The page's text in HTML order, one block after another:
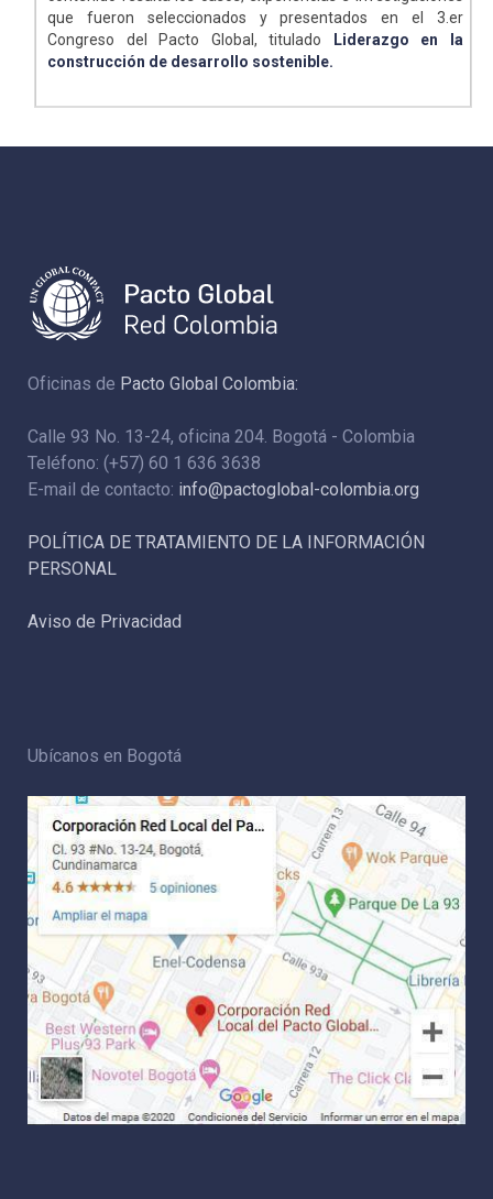
que fueron seleccionados y presentados en el 3.er
Congreso del Pacto Global, titulado
Liderazgo en la
construcción de desarrollo sostenible.
Oficinas de Pacto Global Colombia:
Calle 93 No. 13-24, oficina 204. Bogotá - Colombia
Teléfono: (+57) 60 1 636 3638
E-mail de contacto: info@pactoglobal-colombia.org
POLÍTICA DE TRATAMIENTO DE LA INFORMACIÓN
PERSONAL
Aviso de Privacidad
Ubícanos en Bogotá